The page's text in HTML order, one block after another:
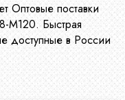
Оптовые поставки
М120. Быстрая
доступные в России